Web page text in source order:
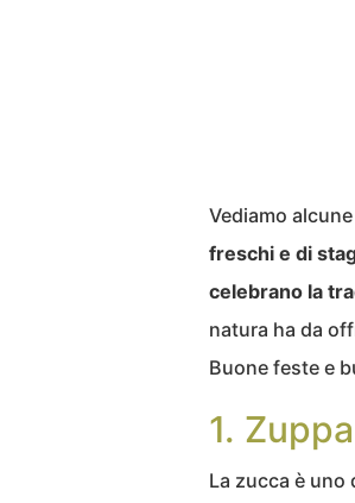
Vediamo
freschi e di
celebrano la
natura ha da
Buone feste e
1.
La zucca è uno